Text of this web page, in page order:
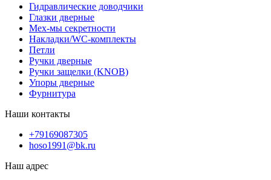
Гидравлические доводчики
Глазки дверные
Мех-мы секретности
Накладки/WC-комплекты
Петли
Ручки дверные
Ручки защелки (KNOB)
Упоры дверные
Фурнитура
Наши контакты
+79169087305
hoso1991@bk.ru
Наш адрес